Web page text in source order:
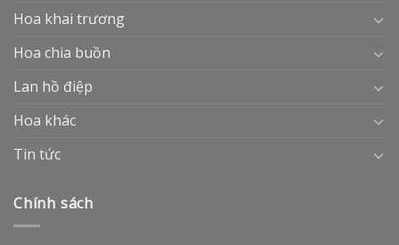
Hoa khai trương
Hoa chia buồn
Lan hồ điệp
Hoa khác
Tin tức
Chính sách